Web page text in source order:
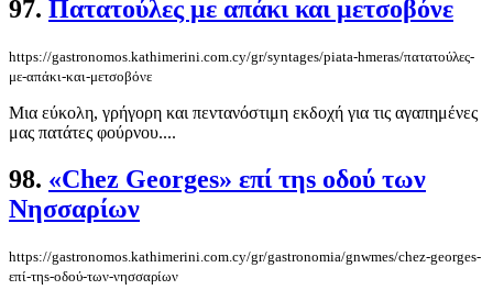
97. Πατατούλες με απάκι και μετσοβόνε
https://gastronomos.kathimerini.com.cy/gr/syntages/piata-hmeras/πατατούλες-
με-απάκι-και-μετσοβόνε
Μια εύκολη, γρήγορη και πεντανόστιμη εκδοχή για τις αγαπημένες
μας πατάτες φούρνου....
98. «Chez Georges» επί τηs οδού των
Νησσαρίων
https://gastronomos.kathimerini.com.cy/gr/gastronomia/gnwmes/chez-georges-
επί-τηs-οδού-των-νησσαρίων